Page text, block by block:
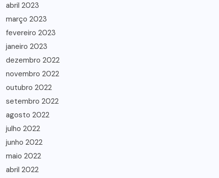
abril 2023
março 2023
fevereiro 2023
janeiro 2023
dezembro 2022
novembro 2022
outubro 2022
setembro 2022
agosto 2022
julho 2022
junho 2022
maio 2022
abril 2022